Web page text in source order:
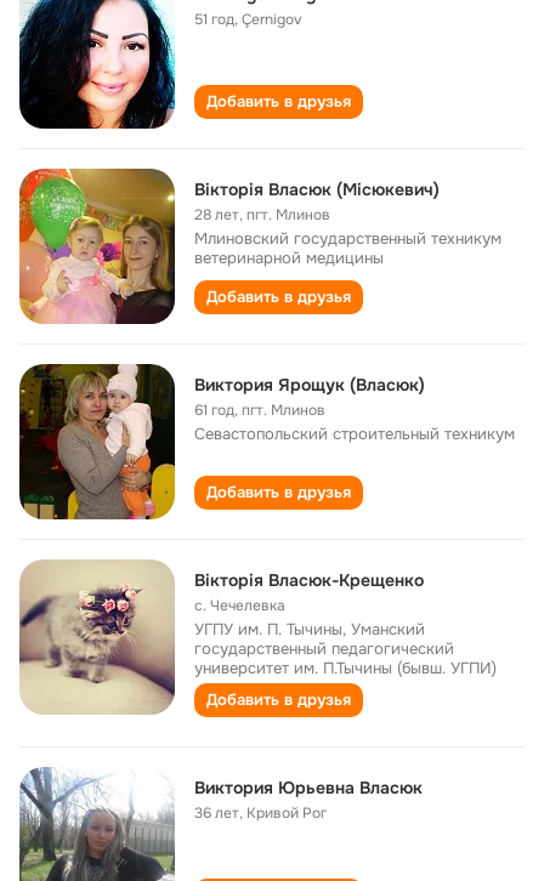
51 год,Çernigov
Добавить в друзья
Вікторія Власюк (Місюкевич)
28 лет,пгт. Млинов
Млиновский государственный техникум
ветеринарной медицины
Добавить в друзья
Виктория Ярощук (Власюк)
61 год,пгт. Млинов
Севастопольский строительный техникум
Добавить в друзья
Вікторія Власюк-Крещенко
с. Чечелевка
УГПУ им. П. Тычины, Уманский
государственный педагогический
университет им. П.Тычины (бывш. УГПИ)
Добавить в друзья
Виктория Юрьевна Власюк
36 лет, Кривой Рог